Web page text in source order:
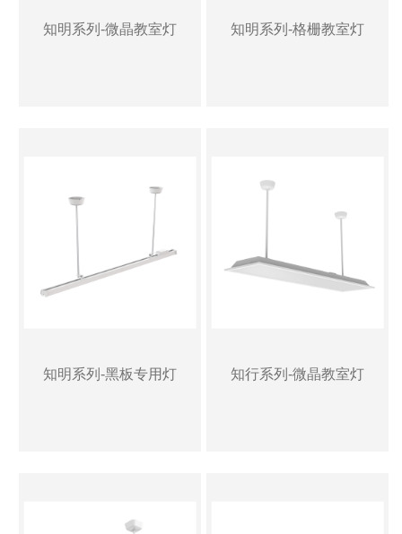
知明系列-微晶教室灯 知明系列-格栅教室灯
知明系列-黑板专用灯 知行系列-微晶教室灯